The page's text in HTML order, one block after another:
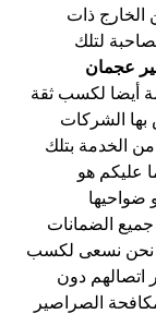
ذات
لتلك
عجمان
أيضا لكسب ثقة
بها الشركات
الخدمة بتلك
عليكم هو
ضواحيها
الضمانات
نحن نسعى لكسب
اتصالهم دون
الصراصير